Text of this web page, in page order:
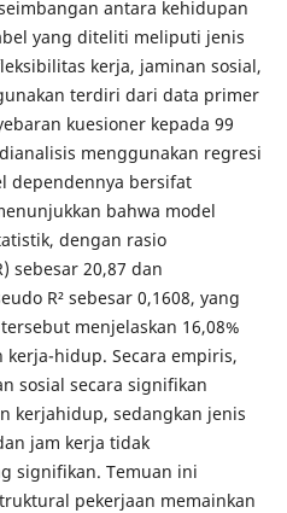
antara kehidupan
yang diteliti meliputi jenis
kerja, jaminan sosial,
terdiri dari data primer
kuesioner kepada 99
menggunakan regresi
dependennya bersifat
bahwa model
dengan rasio
sebesar 20,87 dan
R² sebesar 0,1608, yang
menjelaskan 16,08%
hidup. Secara empiris,
sosial secara signifikan
kerjahidup, sedangkan jenis
jam kerja tidak
signifikan. Temuan ini
pekerjaan memainkan